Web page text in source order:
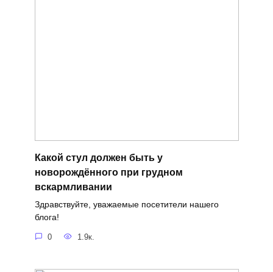
Какой стул должен быть у
новорождённого при грудном
вскармливании
Здравствуйте, уважаемые посетители нашего
блога!
0 1.9к.